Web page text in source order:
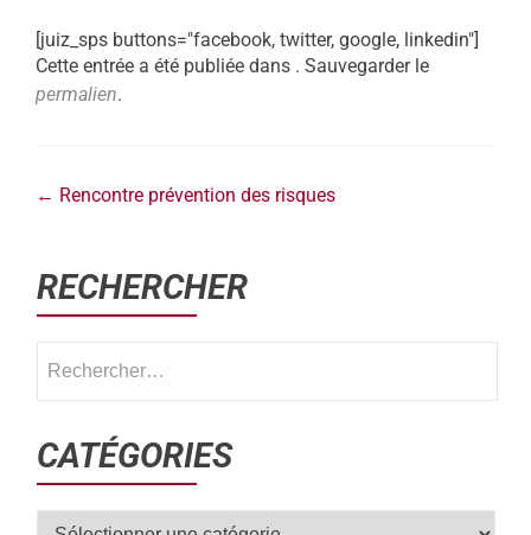
[juiz_sps buttons="facebook, twitter, google, linkedin"]
Cette entrée a été publiée dans . Sauvegarder le
permalien.
← Rencontre prévention des risques
RECHERCHER
CATÉGORIES